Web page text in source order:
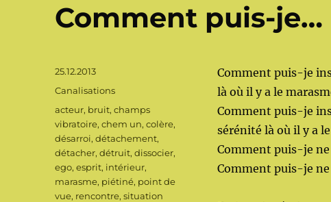
Comment puis-je…
Comment puis-je
là où il y a le
Comment puis-je
sérénité là où il y a
Comment puis-je
Comment puis-je ne
Publié
le
25.12.2013
Catégories
Canalisations
Étiquettes
acteur, bruit,champs
vibratoire,chem un,colère,
désarroi,détachement,
détacher,détruit,dissocier,
ego,esprit, intérieur,
marasme, piétiné, point de
vue, rencontre,situation